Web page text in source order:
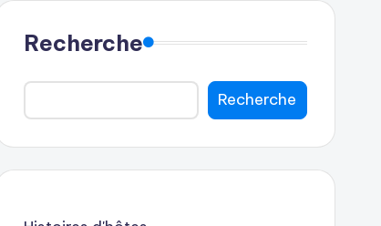
Recherche
Recherche